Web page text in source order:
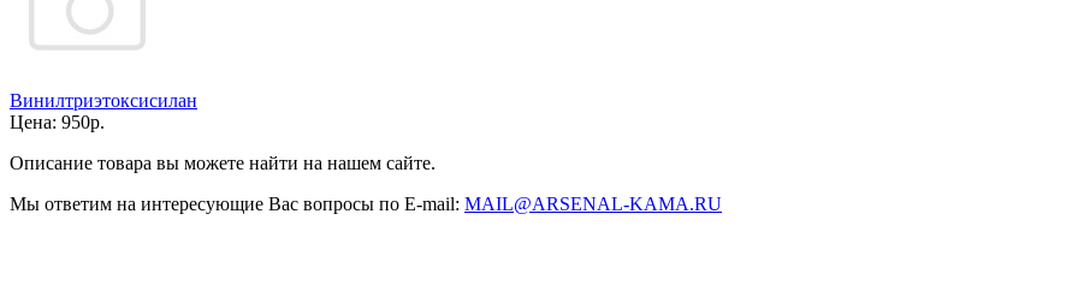
Винилтриэтоксисилан
Цена: 950р.
Описание товара вы можете найти на нашем сайте.
Мы ответим на интересующие Вас вопросы по E-mail: MAIL@ARSENAL-KAMA.RU